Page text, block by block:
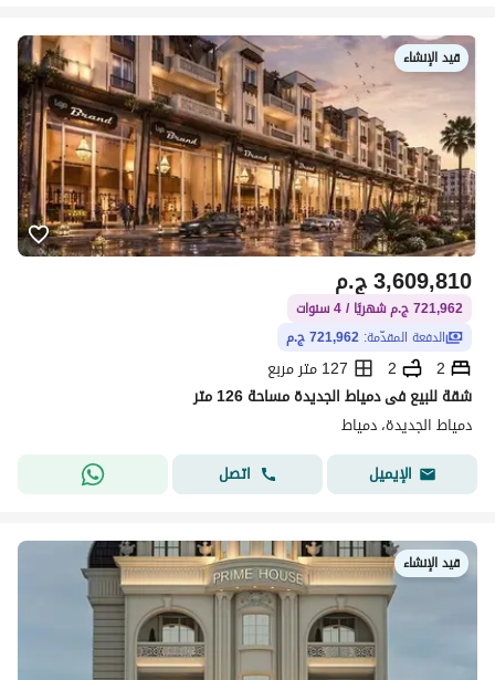
قيد الإنشاء
ج.م3,609,810
721,962 ج.م شهريًا / 4 سنوات
الدفعة المقدّمة: 721,962 ج.م
2
2
127 متر مربع
شقة للبيع فى دمياط الجديدة مساحة 126 متر
دمياط الجديدة، دمياط
الإيميل
اتصل
قيد الإنشاء